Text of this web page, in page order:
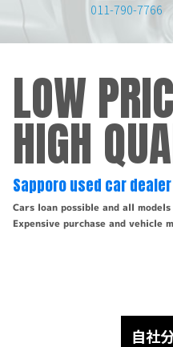
011-790-7766
LOW
HIGH
Sapporo used car dealer
Cars loan possible and all
Expensive purchase and vehicle
自社